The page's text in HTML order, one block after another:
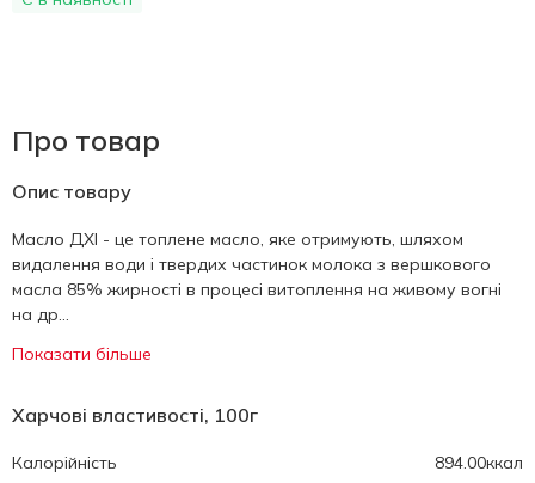
Про товар
Опис товару
Масло ДХІ - це топлене масло, яке отримують, шляхом
видалення води і твердих частинок молока з вершкового
масла 85% жирності в процесі витоплення на живому вогні
на др...
Показати більше
Харчові властивості, 100г
Калорійність
894.00ккал